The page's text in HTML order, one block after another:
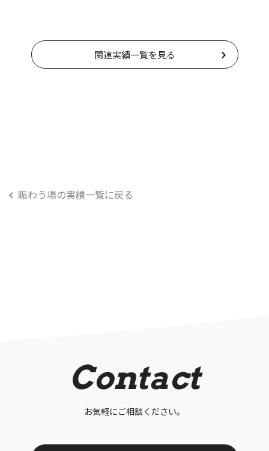
関連実績一覧を見る
賑わう場の実績一覧に戻る
Contact
お気軽にご相談ください。